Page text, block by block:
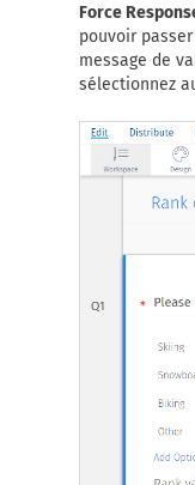
Force
pouvoir
message de
sélectionnez